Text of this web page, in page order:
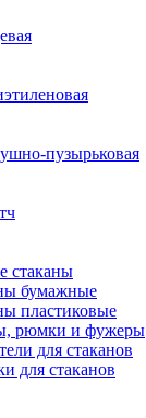
пузырьковая
стаканы
бумажные
пластиковые
рюмки и фужеры
для стаканов
для стаканов